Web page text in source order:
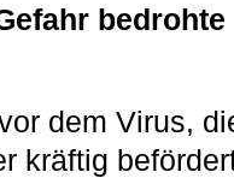
dem Virus,
kräftig